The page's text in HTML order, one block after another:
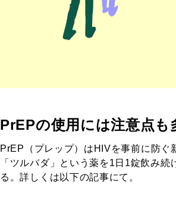
PrEPの使用には注意点も
PrEP（プレップ）はHIVを事前に防ぐ
「ツルバダ」という薬を1日1錠飲み
る 。詳しくは以下の記事にて。